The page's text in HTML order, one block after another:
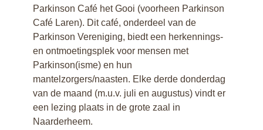
Parkinson Café het Gooi (voorheen Parkinson
Café Laren). Dit café, onderdeel van de
Parkinson Vereniging, biedt een herkennings-
en ontmoetingsplek voor mensen met
Parkinson(isme) en hun
mantelzorgers/naasten. Elke derde donderdag
van de maand (m.u.v. juli en augustus) vindt er
een lezing plaats in de grote zaal in
Naarderheem.